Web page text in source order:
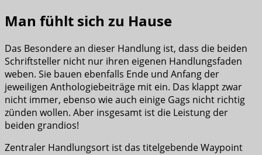
Man fühlt sich zu Hause
Das Besondere an dieser Handlung ist, dass die beiden
Schriftsteller nicht nur ihren eigenen Handlungsfaden
weben. Sie bauen ebenfalls Ende und Anfang der
jeweiligen Anthologiebeiträge mit ein. Das klappt zwar
nicht immer, ebenso wie auch einige Gags nicht richtig
zünden wollen. Aber insgesamt ist die Leistung der
beiden grandios!
Zentraler Handlungsort ist das titelgebende Waypoint